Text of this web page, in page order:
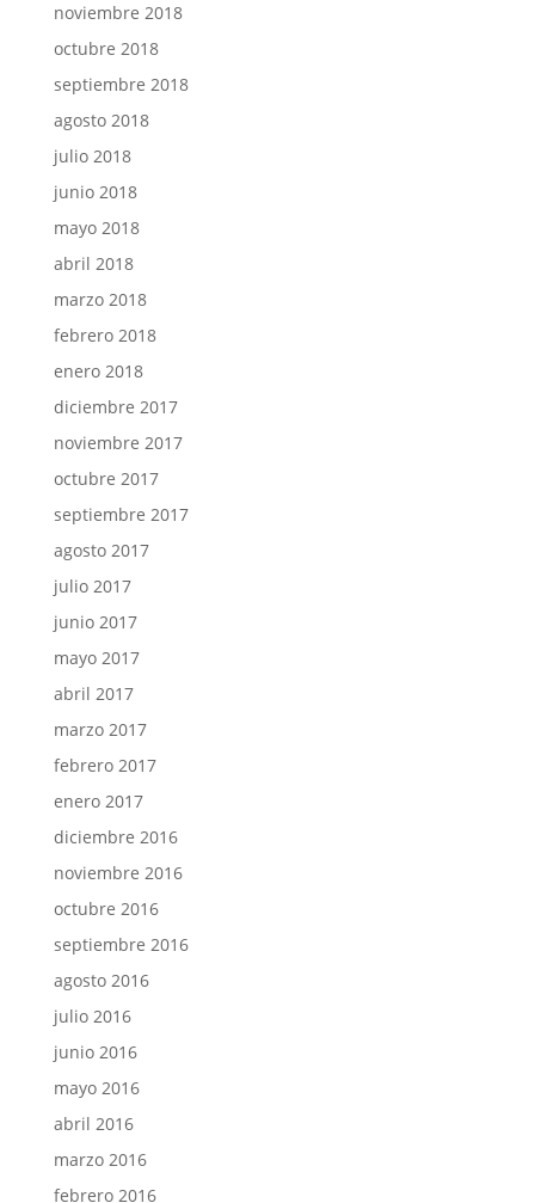
noviembre 2018
octubre 2018
septiembre 2018
agosto 2018
julio 2018
junio 2018
mayo 2018
abril 2018
marzo 2018
febrero 2018
enero 2018
diciembre 2017
noviembre 2017
octubre 2017
septiembre 2017
agosto 2017
julio 2017
junio 2017
mayo 2017
abril 2017
marzo 2017
febrero 2017
enero 2017
diciembre 2016
noviembre 2016
octubre 2016
septiembre 2016
agosto 2016
julio 2016
junio 2016
mayo 2016
abril 2016
marzo 2016
febrero 2016